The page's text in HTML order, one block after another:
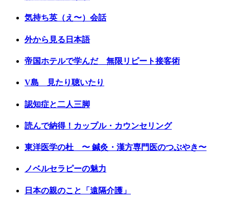
気持ち英（え〜）会話
外から見る日本語
帝国ホテルで学んだ 無限リピート接客術
V島 見たり聴いたり
認知症と二人三脚
読んで納得！カップル・カウンセリング
東洋医学の杜 〜 鍼灸・漢方専門医のつぶやき〜
ノベルセラピーの魅力
日本の親のこと「遠隔介護」